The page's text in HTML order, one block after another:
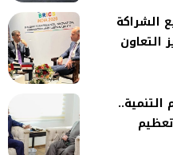
الشراكة
التعاون